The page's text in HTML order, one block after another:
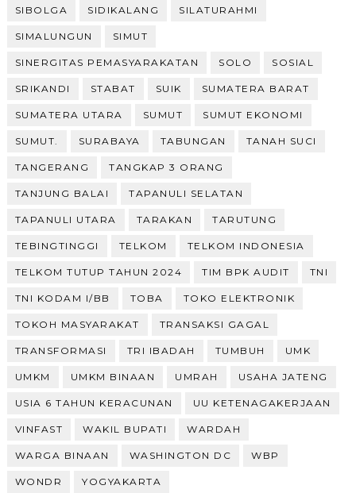
SIBOLGA SIDIKALANG SILATURAHMI
SIMALUNGUN SIMUT
SINERGITAS PEMASYARAKATAN SOLO SOSIAL
SRIKANDI STABAT SUIK SUMATERA BARAT
SUMATERA UTARA SUMUT SUMUT EKONOMI
SUMUT. SURABAYA TABUNGAN TANAH SUCI
TANGERANG TANGKAP 3 ORANG
TANJUNG BALAI TAPANULI SELATAN
TAPANULI UTARA TARAKAN TARUTUNG
TEBINGTINGGI TELKOM TELKOM INDONESIA
TELKOM TUTUP TAHUN 2024 TIM BPK AUDIT TNI
TNI KODAM I/BB TOBA TOKO ELEKTRONIK
TOKOH MASYARAKAT TRANSAKSI GAGAL
TRANSFORMASI TRI IBADAH TUMBUH UMK
UMKM UMKM BINAAN UMRAH USAHA JATENG
USIA 6 TAHUN KERACUNAN UU KETENAGAKERJAAN
VINFAST WAKIL BUPATI WARDAH
WARGA BINAAN WASHINGTON DC WBP
WONDR YOGYAKARTA